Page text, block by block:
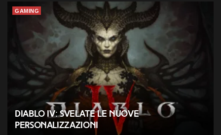
GAMING
Diablo IV: svelate le nuove
personalizzazioni